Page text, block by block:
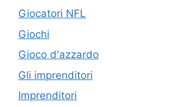
Giocatori NFL
Giochi
Gioco d'azzardo
Gli imprenditori
Imprenditori